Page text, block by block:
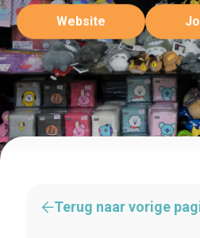
Website
Terug naar vorige